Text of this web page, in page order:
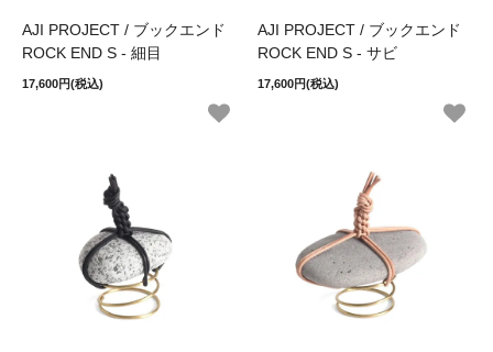
AJI PROJECT / ブックエンド
ROCK END S - 細目
17,600円(税込)
AJI PROJECT / ブックエンド
ROCK END S - サビ
17,600円(税込)